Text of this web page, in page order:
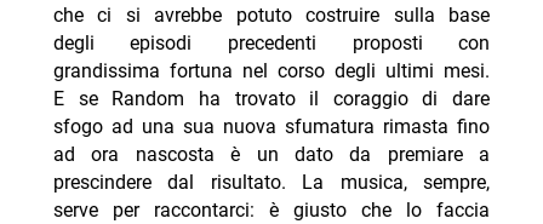
che ci si avrebbe potuto costruire sulla base
degli episodi precedenti proposti con
grandissima fortuna nel corso degli ultimi mesi.
E se Random ha trovato il coraggio di dare
sfogo ad una sua nuova sfumatura rimasta fino
ad ora nascosta è un dato da premiare a
prescindere dal risultato. La musica, sempre,
serve per raccontarci: è giusto che lo faccia